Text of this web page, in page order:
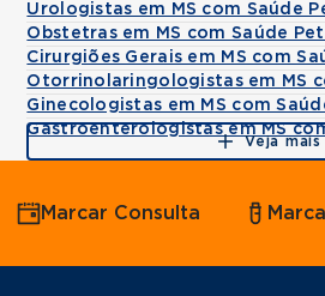
Urologistas em MS com Saúde
Obstetras em MS com Saúde
Cirurgiões Gerais em MS com
Otorrinolaringologistas em MS
Ginecologistas em MS com
Gastroenterologistas em MS
Veja mais
Marcar Consulta